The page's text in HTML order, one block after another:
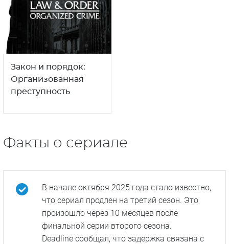
Закон и порядок:
Организованная
преступность
Факты о сериале
В начале октября 2025 года стало известно,
что сериал продлен на третий сезон. Это
произошло через 10 месяцев после
финальной серии второго сезона.
Deadline сообщал, что задержка связана с